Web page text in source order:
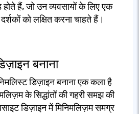
हैं, जो उन व्यवसायों के लिए एक
को लक्षित करना चाहते हैं।
बनाना
डिज़ाइन बनाना एक कला है
के सिद्धांतों की गहरी समझ की
डिज़ाइन में मिनिमलिज़म समग्र